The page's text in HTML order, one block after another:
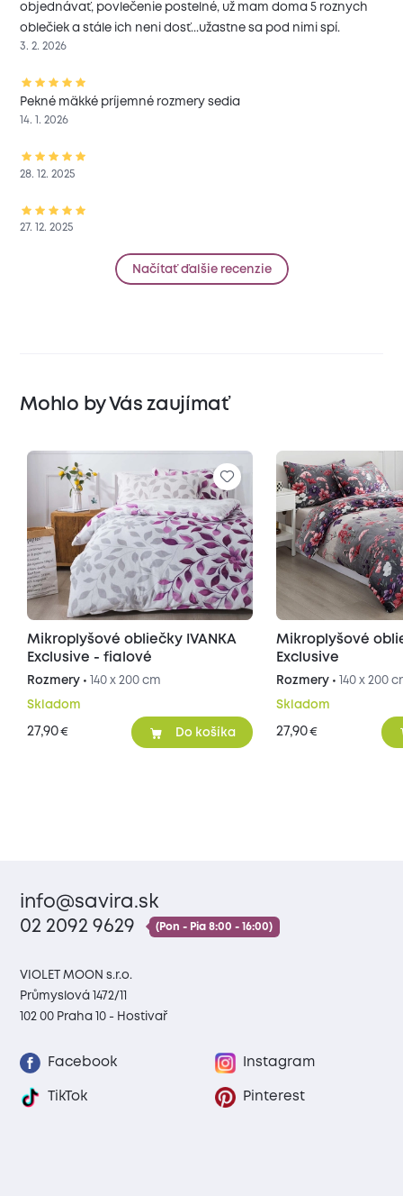
objednávať, povlečenie postelné, už mam doma 5 roznych
oblečiek a stále ich neni dosť...užastne sa pod nimi spí.
3. 2. 2026
Pekné mäkké príjemné rozmery sedia
14. 1. 2026
28. 12. 2025
27. 12. 2025
Načítať ďalšie recenzie
Mohlo by Vás zaujímať
Mikroplyšové obliečky IVANKA
Exclusive - fialové
Rozmery • 140 x 200 cm
Skladom
27,90€ Do košíka
Mikroplyšové
Exclusive
Rozmery • 140 x 200
Skladom
27,90€
info@savira.sk
02 2092 9629
(Pon - Pia 8:00 - 16:00)
VIOLET MOON s.r.o.
Průmyslová 1472/11
102 00 Praha 10 - Hostivař
Facebook Instagram
TikTok Pinterest